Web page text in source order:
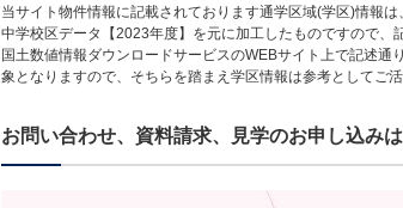
当サイト物件情報に記載されております通学区域(学区)情報
中学校区データ【2023年度】を元に加工したものですので、
国土数値情報ダウンロードサービスのWEBサイト上で記述
象となりますので、そちらを踏まえ学区情報は参考としてご活
お問い合わせ、資料請求、見学のお申し込み